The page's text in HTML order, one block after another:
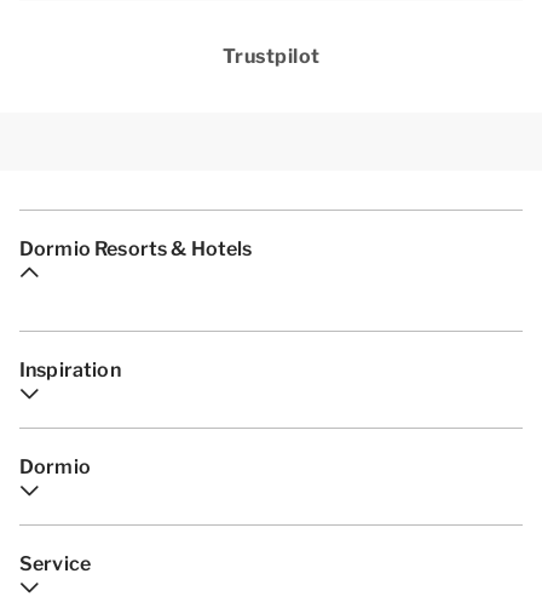
Trustpilot
Dormio Resorts & Hotels
Inspiration
Dormio
Service